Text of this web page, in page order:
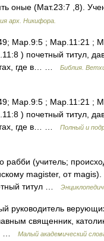
оные (Мат.23:7 ,8).
арх. Никифора.
Мар.9:5 ; Мар.11:21 ;
) почетный титул,
где в… …
Библия.
Мар.9:5 ; Мар.11:21 ;
) почетный титул,
где в… …
Полный и
(учитель;
magister, от
титул …
руководитель
священник,
…
Малый академический